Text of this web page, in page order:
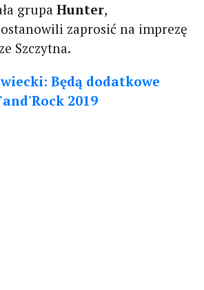
grupa Hunter,
zaprosić na imprezę
Szczytna.
Będą dodatkowe
2019